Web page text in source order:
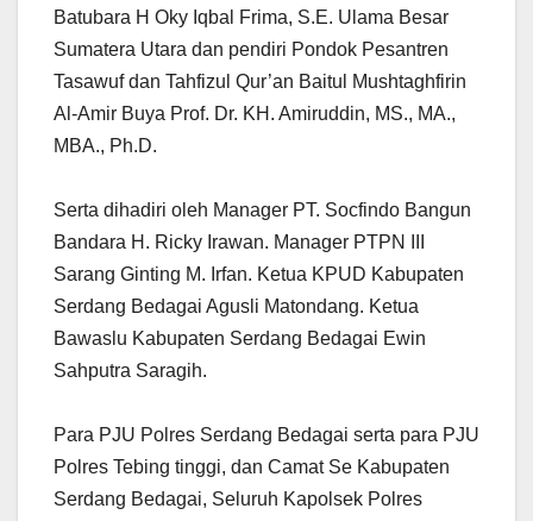
Batubara H Oky Iqbal Frima, S.E. Ulama Besar
Sumatera Utara dan pendiri Pondok Pesantren
Tasawuf dan Tahfizul Qur’an Baitul Mushtaghfirin
Al-Amir Buya Prof. Dr. KH. Amiruddin, MS., MA.,
MBA., Ph.D.
Serta dihadiri oleh Manager PT. Socfindo Bangun
Bandara H. Ricky Irawan. Manager PTPN III
Sarang Ginting M. Irfan. Ketua KPUD Kabupaten
Serdang Bedagai Agusli Matondang. Ketua
Bawaslu Kabupaten Serdang Bedagai Ewin
Sahputra Saragih.
Para PJU Polres Serdang Bedagai serta para PJU
Polres Tebing tinggi, dan Camat Se Kabupaten
Serdang Bedagai, Seluruh Kapolsek Polres